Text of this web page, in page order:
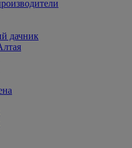
дачник